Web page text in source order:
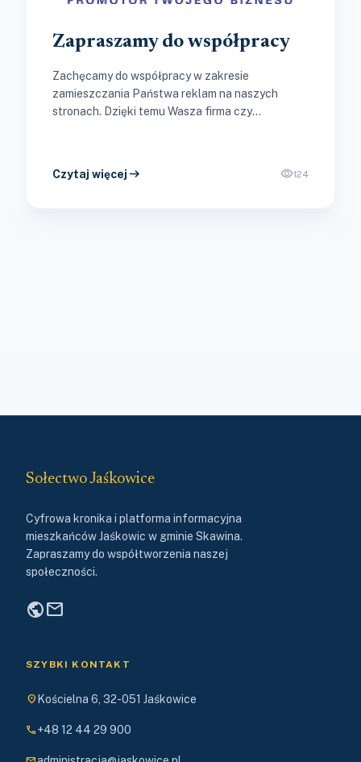
Zapraszamy do współpracy
Zachęcamy do współpracy w zakresie
zamieszczania Państwa reklam na naszych
stronach. Dzięki temu Wasza firma czy
Czytaj więcej arrow_right_alt visibility124
Sołectwo Jaśkowice
Cyfrowa kronika i platforma informacyjna
mieszkańców Jaśkowic w gminie Skawina.
Zapraszamy do współtworzenia naszej
społeczności.
publicmail
SZYBKI KONTAKT
location_on Kościelna 6, 32-051 Jaśkowice
phone+48 12 44 29 900